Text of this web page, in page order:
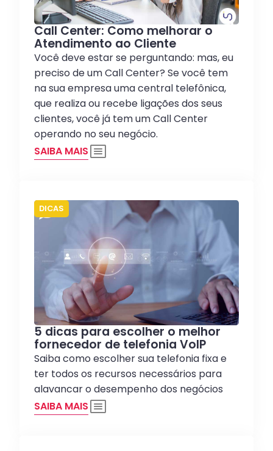
Call Center: Como melhorar o
Atendimento ao Cliente
Você deve estar se perguntando: mas, eu
preciso de um Call Center? Se você tem
na sua empresa uma central telefônica,
que realiza ou recebe ligações dos seus
clientes, você já tem um Call Center
operando no seu negócio.
SAIBA MAIS
DICAS
5 dicas para escolher o melhor
fornecedor de telefonia VoIP
Saiba como escolher sua telefonia fixa e
ter todos os recursos necessários para
alavancar o desempenho dos negócios
SAIBA MAIS